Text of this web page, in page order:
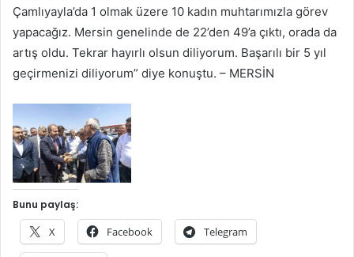
Çamlıyayla’da 1 olmak üzere 10 kadın muhtarımızla görev
yapacağız. Mersin genelinde de 22’den 49’a çıktı, orada da
artış oldu. Tekrar hayırlı olsun diliyorum. Başarılı bir 5 yıl
geçirmenizi diliyorum” diye konuştu. – MERSİN
Bunu paylaş:
X Facebook Telegram